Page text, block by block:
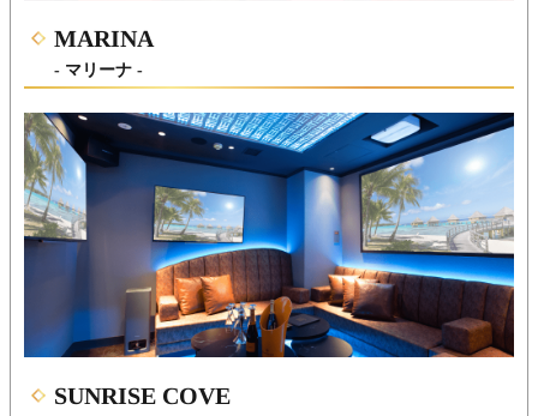
MARINA
- マリーナ -
SUNRISE COVE